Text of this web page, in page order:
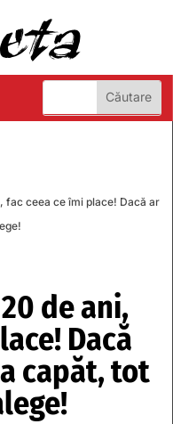
fac ceea ce îmi place! Dacă ar
de ani,
Dacă
capăt, tot